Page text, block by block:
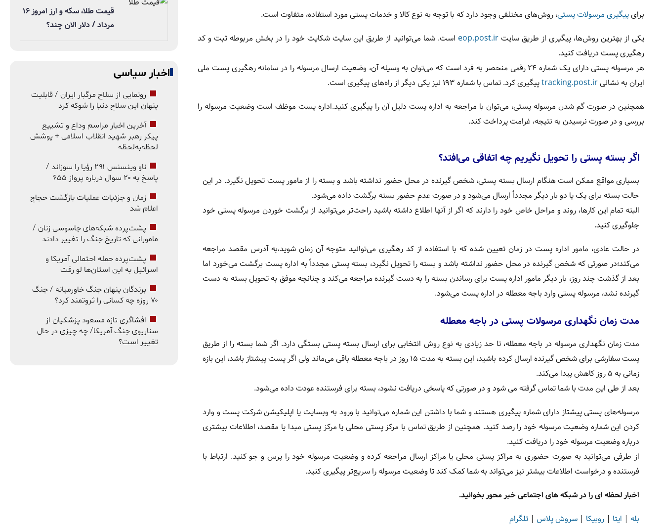
برایپیگیری مرسولات پستی، روش‌های مختلفی وجود دارد که با توجه به نوع کالا و خدمات پستی مورد استفاده، متفاوت است.
یکی از بهترین روش‌ها، پیگیری از طریق سایتeop.post.ir است. شما می‌توانید از طریق این سایت شکایت خود را در بخش مربوطه ثبت و کد
رهگیری پست دریافت کنید.
هر مرسوله پستی دارای یک شماره ۲۴ رقمی منحصر به فرد است که می‌توان به وسیله آن، وضعیت ارسال مرسوله را در سامانه رهگیری پست ملی
ایران به نشانیtracking.post.irپیگیری کرد. تماس با شماره ۱۹۳ نیز یکی دیگر از راه‌های پیگیری است.
همچنین در صورت گم شدن مرسوله پستی، می‌توان با مراجعه به اداره پست دلیل آن را پیگیری کنید.اداره پست موظف است وضعیت مرسوله را
بررسی و در صورت نرسیدن به نتیجه، غرامت پرداخت کند.
اگر بسته پستی را تحویل نگیریم چه اتفاقی می‌افتد؟
بسیاری مواقع ممکن است هنگام ارسال بسته پستی، شخص گیرنده در محل حضور نداشته باشد و بسته را از مامور پست تحویل نگیرد. در این
حالت بسته برای یک یا دو بار دیگر مجدداً ارسال می‌شود و در صورت عدم حضور بسته برگشت داده می‌شود.
البته تمام این کارها، روند و مراحل خاص خود را دارند که اگر از آنها اطلاع داشته باشید راحت‌تر می‌توانید از برگشت خوردن مرسوله پستی خود
جلوگیری کنید.
در حالت عادی، مامور اداره پست در زمان تعیین شده که با استفاده از کد رهگیری می‌توانید متوجه آن زمان شوید،به آدرس مقصد مراجعه
می‌کند؛در صورتی که شخص گیرنده در محل حضور نداشته باشد و بسته را تحویل نگیرد، بسته پستی مجدداً به اداره پست برگشت می‌خورد اما
بعد از گذشت چند روز، بار دیگر مامور اداره پست برای رساندن بسته را به دست گیرنده مراجعه می‌کند و چنانچه موفق به تحویل بسته به دست
گیرنده نشد، مرسوله پستی وارد باجه معطله در اداره پست می‌شود.
مدت زمان نگهداری مرسولات پستی در باجه معطله
مدت زمان نگهداری مرسوله در باجه معطله، تا حد زیادی به نوع روش انتخابی برای ارسال بسته پستی بستگی دارد. اگر شما بسته را از طریق
پست سفارشی برای شخص گیرنده ارسال کرده باشید، این بسته به مدت ۱۵ روز در باجه معطله باقی می‌ماند ولی اگر پست پیشتاز باشد، این بازه
زمانی به ۵ روز کاهش پیدا می‌کند.
بعد از طی این مدت با شما تماس گرفته می شود و در صورتی که پاسخی دریافت نشود، بسته برای فرستنده عودت داده می‌شود.
مرسوله‌های پستی پیشتاز دارای شماره پیگیری هستند و شما با داشتن این شماره می‌توانید با ورود به وبسایت یا اپلیکیشن شرکت پست و وارد
کردن این شماره وضعیت مرسوله خود را رصد کنید. همچنین از طریق تماس با مرکز پستی محلی یا مرکز پستی مبدا یا مقصد، اطلاعات بیشتری
درباره وضعیت مرسوله خود را دریافت کنید.
از طرفی می‌توانید به صورت حضوری به مراکز پستی محلی یا مراکز ارسال مراجعه کرده و وضعیت مرسوله خود را پرس و جو کنید. ارتباط با
فرستنده و درخواست اطلاعات بیشتر نیز می‌تواند به شما کمک کند تا وضعیت مرسوله را سریع‌تر پیگیری کنید.
اخبار لحظه ای را در شبکه های اجتماعی خبر محور بخوانید.
بله | ایتا | روبیکا | سروش پلاس | تلگرام
قیمت طلا، سکه و ارز امروز ۱۶
مرداد / دلار الان چند؟
اخبار سیاسی
رونمایی از سلاح مرگبار ایران / قابلیت
پنهان این سلاح دنیا را شوکه کرد
آخرین اخبار مراسم وداع و تشییع
پیکر رهبر شهید انقلاب اسلامی + پوشش
لحظه‌به‌لحظه
ناو وینسنس ۲۹۱ رؤیا را سوزاند /
پاسخ به ۲۰ سوال درباره پرواز ۶۵۵
زمان و جزئیات عملیات بازگشت حجاج
اعلام شد
پشت‌پرده شبکه‌های جاسوسی زنان /
مامورانی که تاریخ جنگ را تغییر دادند
پشت‌پرده حمله احتمالی آمریکا و
اسرائیل به این استان‌ها لو رفت
برندگان پنهان جنگ خاورمیانه / جنگ
۷۰ روزه چه کسانی را ثروتمند کرد؟
افشاگری تازه مسعود پزشکیان از
سناریوی جنگ آمریکا/ چه چیزی در حال
تغییر است؟